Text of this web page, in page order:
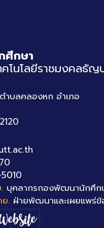
กษา
คโนโลยีราชมงคลธัญ
บลคลองหก อำเภอ
บุคลากรกองพัฒนานักศึก
. ฝ่ายพัฒนาและเผยแพร่